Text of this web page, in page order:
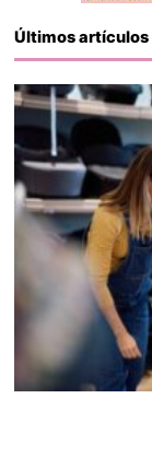
Últimos artículos